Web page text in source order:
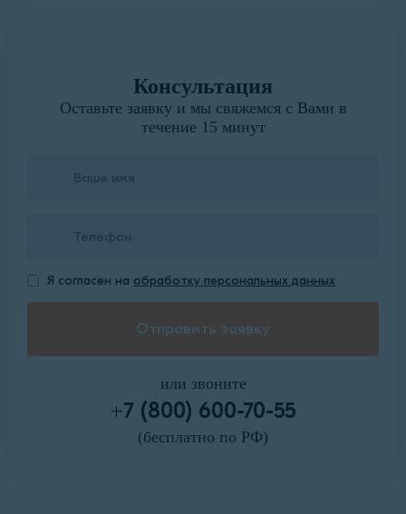
Консультация
Оставьте заявку и мы свяжемся с Вами в
течение 15 минут
Я согласен на обработку персональных данных
или звоните
+7 (800) 600-70-55
(бесплатно по РФ)